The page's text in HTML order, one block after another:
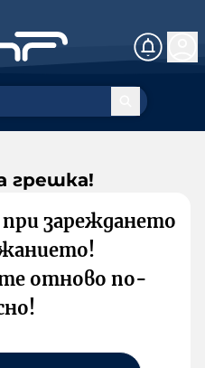
грешка!
зареждането
отново по-